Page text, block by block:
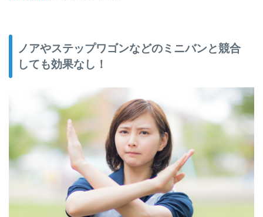
ノアやステップワゴンなどのミニバンと競合
しても効果なし！